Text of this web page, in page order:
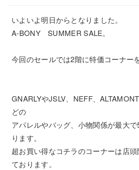
いよいよ明日からとなりました。
A-BONY SUMMER SALE。
今回のセールでは2階に特価コーナー
GNARLYやJSLV、NEFF、
どの
アパレルやバッグ、小物関係が最大
ります。
超お買い得なコチラのコーナーは店
ております。